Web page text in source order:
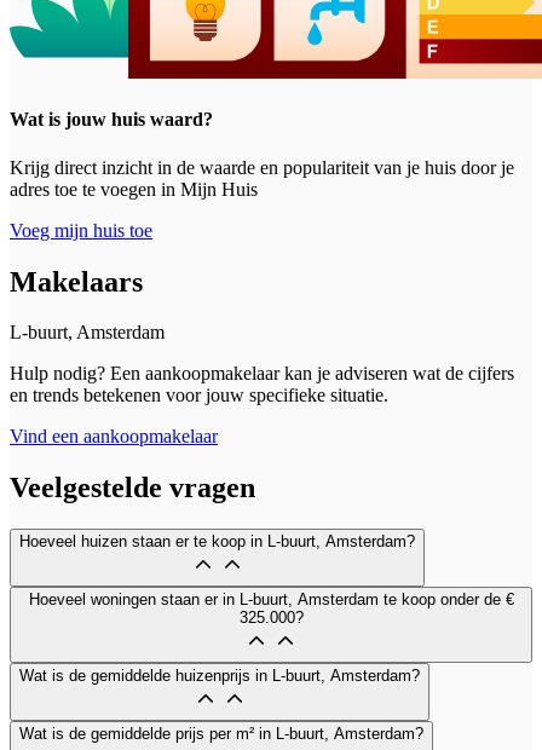
Wat is jouw huis waard?
Krijg direct inzicht in de waarde en populariteit van je huis door je
adres toe te voegen in Mijn Huis
Voeg mijn huis toe
Makelaars
L-buurt, Amsterdam
Hulp nodig? Een aankoopmakelaar kan je adviseren wat de cijfers
en trends betekenen voor jouw specifieke situatie.
Vind een aankoopmakelaar
Veelgestelde vragen
Hoeveel huizen staan er te koop in L-buurt, Amsterdam?
Hoeveel woningen staan er in L-buurt, Amsterdam te koop onder de €
325.000?
Wat is de gemiddelde huizenprijs in L-buurt, Amsterdam?
Wat is de gemiddelde prijs per m² in L-buurt, Amsterdam?